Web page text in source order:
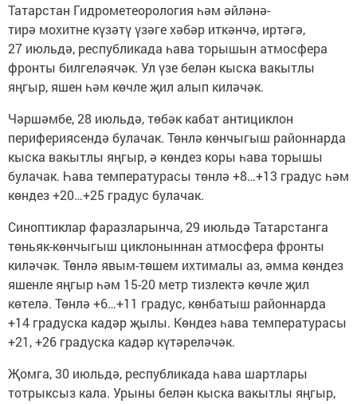
Татарстан Гидрометеорология һәм әйләнә-
тирә мохитне күзәтү үзәге хәбәр иткәнчә, иртәгә,
27 июльдә, республикада һава торышын атмосфера
фронты билгеләячәк. Ул үзе белән кыска вакытлы
яңгыр, яшен һәм көчле җил алып киләчәк.
Чәршәмбе, 28 июльдә, төбәк кабат антициклон
перифериясендә булачак. Төнлә көнчыгыш районнарда
кыска вакытлы яңгыр, ә көндез коры һава торышы
булачак. Һава температурасы төнлә +8…+13 градус һәм
көндез +20…+25 градус булачак.
Синоптиклар фаразларынча, 29 июльдә Татарстанга
төньяк-көнчыгыш циклоныннан атмосфера фронты
киләчәк. Төнлә явым-төшем ихтималы аз, әмма көндез
яшенле яңгыр һәм 15-20 метр тизлектә көчле җил
көтелә. Төнлә +6…+11 градус, көнбатыш районнарда
+14 градуска кадәр җылы. Көндез һава температурасы
+21, +26 градуска кадәр күтәреләчәк.
Җомга, 30 июльдә, республикада һава шартлары
тотрыксыз кала. Урыны белән кыска вакытлы яңгыр,